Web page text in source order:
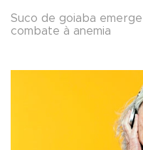
Suco de goiaba
combate à anemia